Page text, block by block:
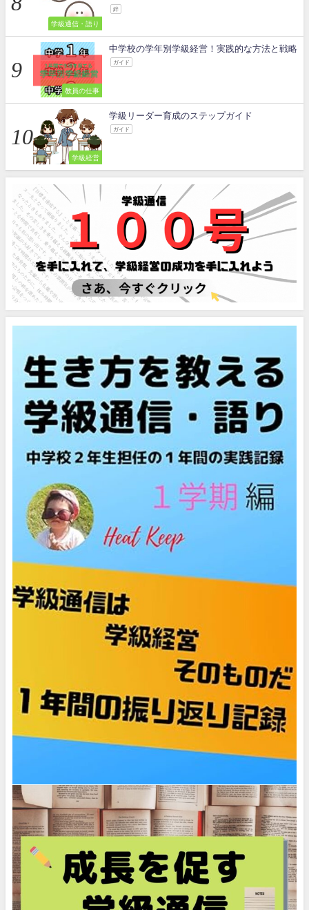
学級通信・語り
絆
教員の仕事
中学校の学年別学級経営！実践的な方法と戦略
ガイド
学級経営
学級リーダー育成のステップガイド
ガイド